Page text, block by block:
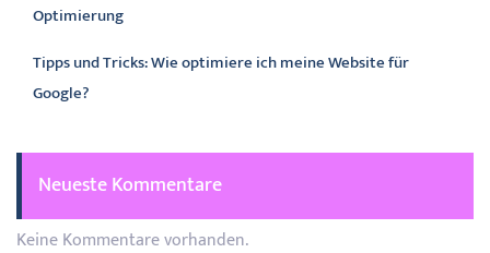
Optimierung
Tipps und Tricks: Wie optimiere ich meine Website für
Google?
Neueste Kommentare
Keine Kommentare vorhanden.